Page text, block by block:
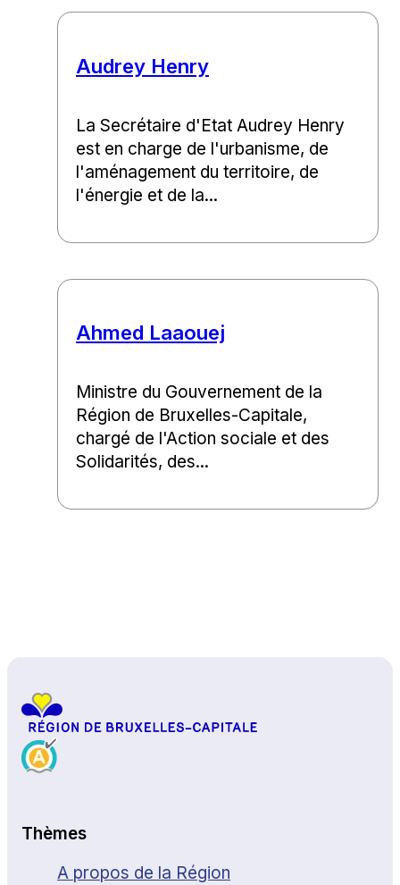
Audrey Henry
La Secrétaire d'Etat Audrey Henry
est en charge de l'urbanisme, de
l'aménagement du territoire, de
l'énergie et de la...
Ahmed Laaouej
Ministre du Gouvernement de la
Région de Bruxelles-Capitale,
chargé de l'Action sociale et des
Solidarités, des...
Thèmes
A propos de la Région